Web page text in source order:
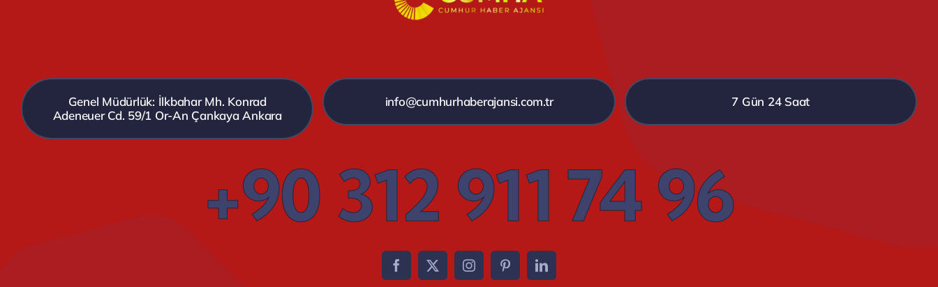
Genel Müdürlük: İlkbahar Mh. Konrad
Adeneuer Cd. 59/1 Or-An Çankaya Ankara
info@cumhurhaberajansi.com.tr 7 Gün 24 Saat
+90 312 911 74 96